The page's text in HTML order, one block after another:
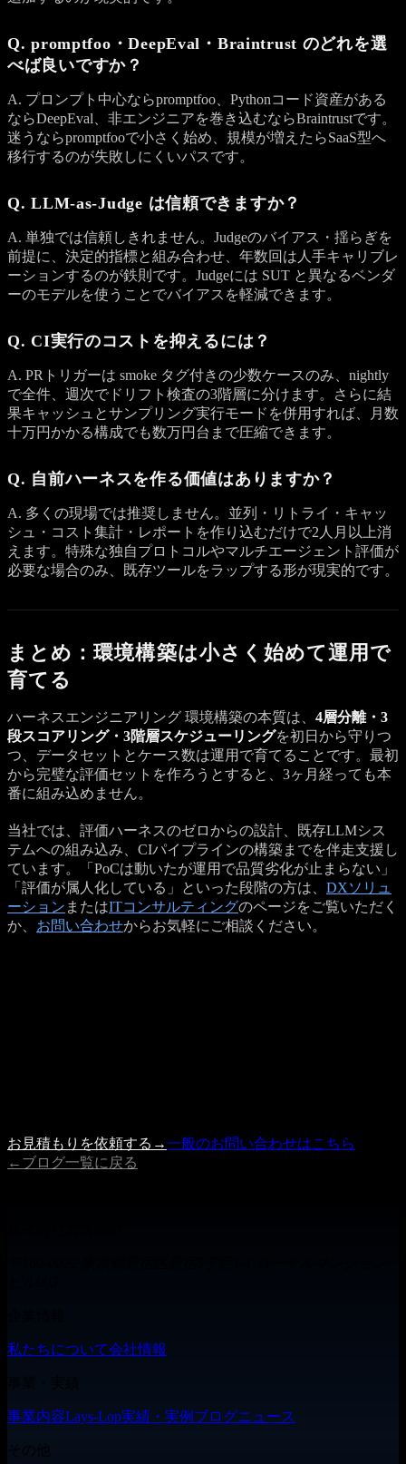
Q. promptfoo・DeepEval・Braintrust のどれを選
べば良いですか？
A. プロンプト中心ならpromptfoo、Pythonコード資産がある
ならDeepEval、非エンジニアを巻き込むならBraintrustです。
迷うならpromptfooで小さく始め、規模が増えたらSaaS型へ
移行するのが失敗しにくいパスです。
Q. LLM-as-Judge は信頼できますか？
A. 単独では信頼しきれません。Judgeのバイアス・揺らぎを
前提に、決定的指標と組み合わせ、年数回は人手キャリブレ
ーションするのが鉄則です。Judgeには SUT と異なるベンダ
ーのモデルを使うことでバイアスを軽減できます。
Q. CI実行のコストを抑えるには？
A. PRトリガーは smoke タグ付きの少数ケースのみ、nightly
で全件、週次でドリフト検査の3階層に分けます。さらに結
果キャッシュとサンプリング実行モードを併用すれば、月数
十万円かかる構成でも数万円台まで圧縮できます。
Q. 自前ハーネスを作る価値はありますか？
A. 多くの現場では推奨しません。並列・リトライ・キャッ
シュ・コスト集計・レポートを作り込むだけで2人月以上消
えます。特殊な独自プロトコルやマルチエージェント評価が
必要な場合のみ、既存ツールをラップする形が現実的です。
まとめ：環境構築は小さく始めて運用で
育てる
ハーネスエンジニアリング 環境構築の本質は、 4層分離・3
段スコアリング・3階層スケジューリングを初日から守りつ
つ、データセットとケース数は運用で育てることです。最初
から完璧な評価セットを作ろうとすると、3ヶ月経っても本
番に組み込めません。
当社では、評価ハーネスのゼロからの設計、既存LLMシス
テムへの組み込み、CIパイプラインの構築までを伴走支援し
ています。「PoCは動いたが運用で品質劣化が止まらない」
「評価が属人化している」といった段階の方は、 DXソリュ
ーション またはITコンサルティングのページをご覧いただく
か、 お問い合わせからお気軽にご相談ください。
お見積もりを依頼する →一般のお問い合わせはこちら
← ブログ一覧に戻る
私たちについて会社情報
事業内容Lays-Lop実績・実例 ブログニュース
その他